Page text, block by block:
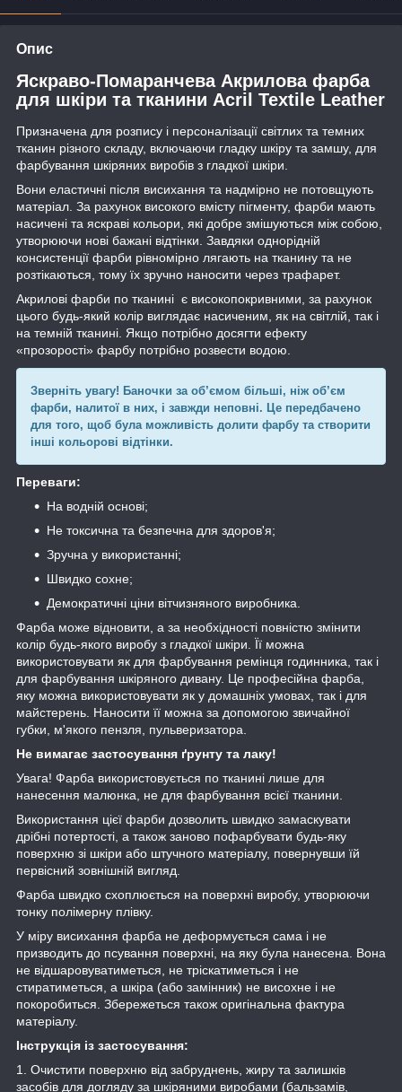
Опис
Яскраво-Помаранчева Акрилова фарба
для шкіри та тканини Acril Textile Leather
Призначена для розпису і персоналізації світлих та темних
тканин різного складу, включаючи гладку шкіру та замшу, для
фарбування шкіряних виробів з гладкої шкіри.
Вони еластичні після висихання та надмірно не потовщують
матеріал. За рахунок високого вмісту пігменту, фарби мають
насичені та яскраві кольори, які добре змішуються між собою,
утворюючи нові бажані відтінки. Завдяки однорідній
консистенції фарби рівномірно лягають на тканину та не
розтікаються, тому їх зручно наносити через трафарет.
Акрилові фарби по тканині є високопокривними, за рахунок
цього будь-який колір виглядає насиченим, як на світлій, так і
на темній тканині. Якщо потрібно досягти ефекту
«прозорості» фарбу потрібно розвести водою.
Зверніть увагу! Баночки за об’ємом більші, ніж об’єм
фарби, налитої в них, і завжди неповні. Це передбачено
для того, щоб була можливість долити фарбу та створити
інші кольорові відтінки.
Переваги:
На водній основі;
Не токсична та безпечна для здоров'я;
Зручна у використанні;
Швидко сохне;
Демократичні ціни вітчизняного виробника.
Фарба може відновити, а за необхідності повністю змінити
колір будь-якого виробу з гладкої шкіри. Її можна
використовувати як для фарбування ремінця годинника, так і
для фарбування шкіряного дивану. Це професійна фарба,
яку можна використовувати як у домашніх умовах, так і для
майстерень. Наносити її можна за допомогою звичайної
губки, м'якого пензля, пульверизатора.
Не вимагає застосування ґрунту та лаку!
Увага! Фарба використовується по тканині лише для
нанесення малюнка, не для фарбування всієї тканини.
Використання цієї фарби дозволить швидко замаскувати
дрібні потертості, а також заново пофарбувати будь-яку
поверхню зі шкіри або штучного матеріалу, повернувши їй
первісний зовнішній вигляд.
Фарба швидко схоплюється на поверхні виробу, утворюючи
тонку полімерну плівку.
У міру висихання фарба не деформується сама і не
призводить до псування поверхні, на яку була нанесена. Вона
не відшаровуватиметься, не тріскатиметься і не
стиратиметься, а шкіра (або замінник) не висохне і не
покоробиться. Збережеться також оригінальна фактура
матеріалу.
Інструкція із застосування:
1. Очистити поверхню від забруднень, жиру та залишків
засобів для догляду за шкіряними виробами (бальзамів,